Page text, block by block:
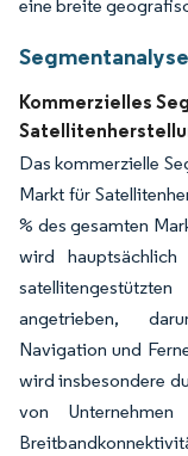
eine breite
Kommerzielles
Das kommerzielle
Markt für
% des gesamten
wird
angetrieben,
Navigation und
wird insbesondere
von